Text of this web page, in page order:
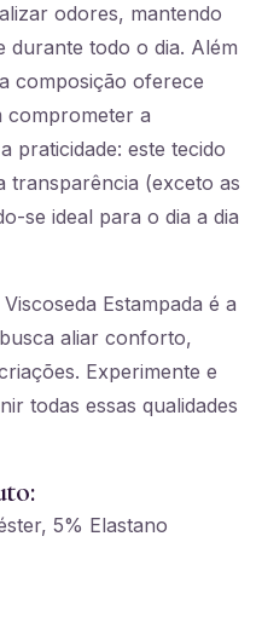
odores, mantendo
todo o dia. Além
composição oferece
comprometer a
praticidade: este tecido
transparência (exceto as
se ideal para o dia a dia
Estampada é a
aliar conforto,
Experimente e
todas essas qualidades
5% Elastano